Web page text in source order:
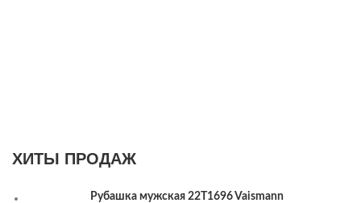
ХИТЫ ПРОДАЖ
Рубашка мужская 22T1696 Vaismann